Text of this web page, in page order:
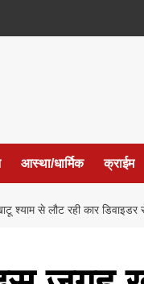
आस्था/धार्मिक क्राईम
श्याम से लौट रही कार